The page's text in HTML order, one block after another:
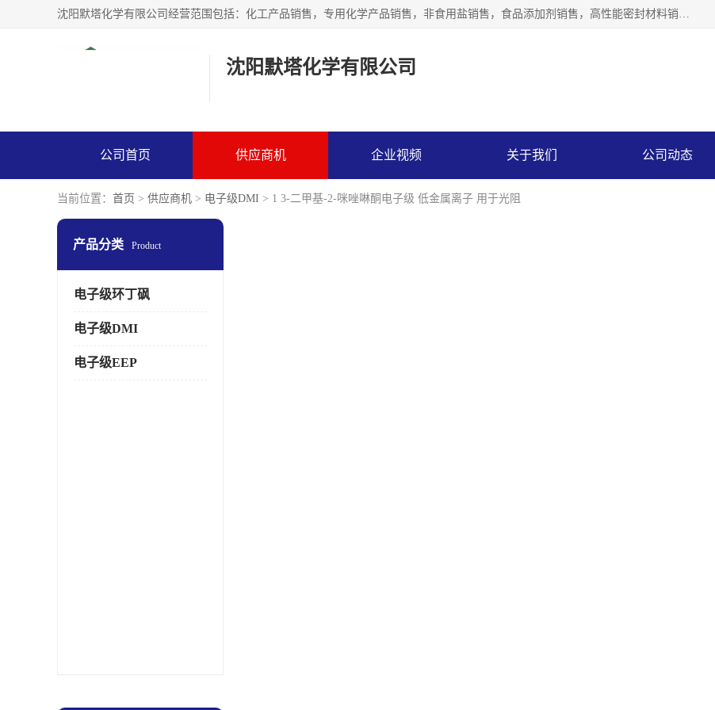
沈阳默塔化学有限公司经营范围包括：化工产品销售，专用化学产品销售，非食用盐销售，食品添加剂销售，高性能密封材料销售，涂料销售，合成材料销售，工程塑料及合成树脂销售等；主要产品有高纯电子级环丁砜，总金属离子可控制在ppb级别、纯度高、颜色浅、耐高温分解时间长，特别适合于半导体制造，硅片晶圆制造，清洗湿电子化学品，锂电池电解液，电子油墨，特种材料等高端行业；也适用于医药合成。
沈阳默塔化学有限公司
公司首页 供应商机 企业视频 关于我们 公司动态
当前位置： 首页 > 供应商机 > 电子级DMI > 1 3-二甲基-2-咪唑啉酮电子级 低金属离子 用于光阻
产品分类 Product
电子级环丁砜
电子级DMI
电子级EEP